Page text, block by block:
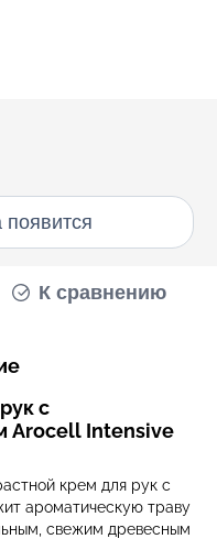
К сравнению
с
Arocell Intensive
крем для рук с
ароматическую траву
свежим древесным